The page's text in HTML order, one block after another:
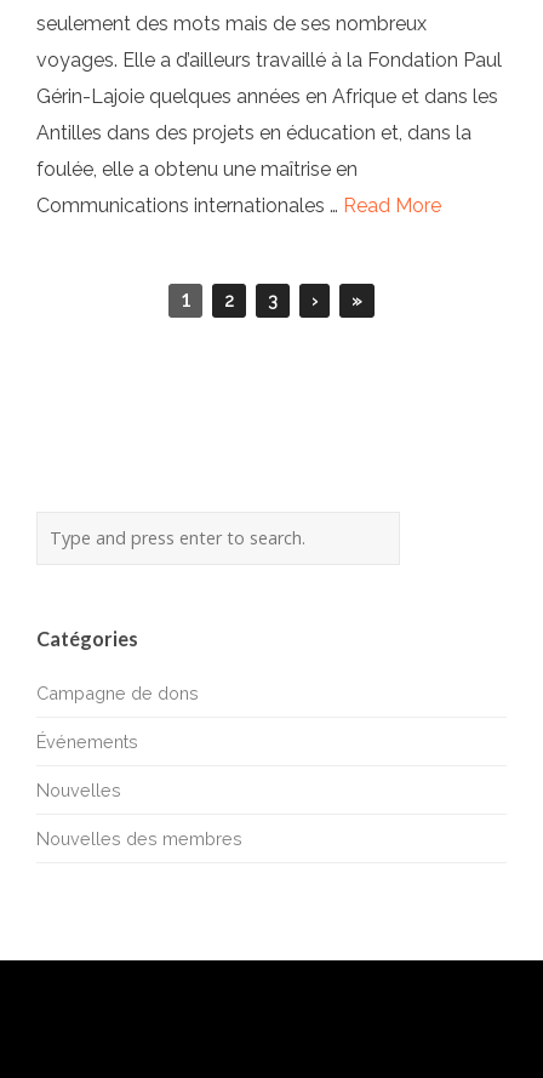
seulement des mots mais de ses nombreux
voyages. Elle a d’ailleurs travaillé à la Fondation Paul
Gérin-Lajoie quelques années en Afrique et dans les
Antilles dans des projets en éducation et, dans la
foulée, elle a obtenu une maîtrise en
Communications internationales … Read More
1 2 3 › »
Catégories
Campagne de dons
Événements
Nouvelles
Nouvelles des membres